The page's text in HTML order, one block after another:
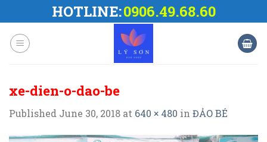
to
content
HOTLINE:0906.49.68.60
xe-dien-o-dao-be
Published June 30, 2018 at 640 × 480 in ĐẢO BÉ